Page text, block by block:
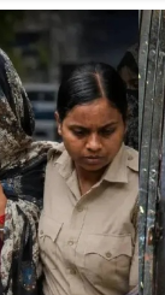
মেরী কারাগারে
প্রতিমন্ত্রী শামা